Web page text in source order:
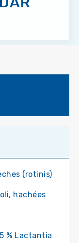
(rotinis)
hachées
% Lactantia